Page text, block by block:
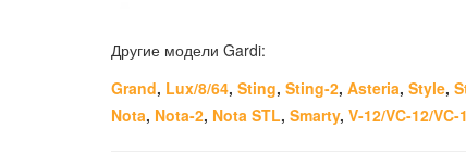
Другие модели Gardi:
Grand, Lux/8/64, Sting, Sting-2, Asteria, Style,
Nota, Nota-2, Nota STL, Smarty, V-12/VC-12/VC-